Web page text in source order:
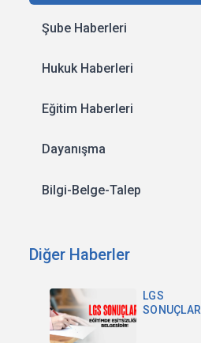
Şube Haberleri
Hukuk Haberleri
Eğitim Haberleri
Dayanışma
Bilgi-Belge-Talep
Diğer Haberler
LGS
SONUÇLARI